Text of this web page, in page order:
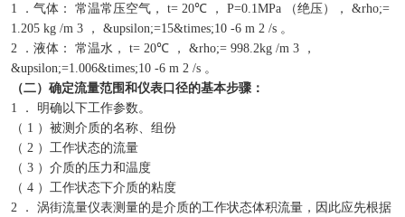
1 ．气体： 常温常压空气， t= 20℃ ， P=0.1MPa （绝压）， &rho;=
1.205 kg /m 3 ， &upsilon;=15&times;10 -6 m 2 /s 。
2 ．液体： 常温水， t= 20℃ ， &rho;= 998.2kg /m 3 ，
&upsilon;=1.006&times;10 -6 m 2 /s 。
（二）确定流量范围和仪表口径的基本步骤：
1 ． 明确以下工作参数。
（ 1 ）被测介质的名称、组份
（ 2 ）工作状态的流量
（ 3 ）介质的压力和温度
（ 4 ）工作状态下介质的粘度
2 ． 涡街流量仪表测量的是介质的工作状态体积流量，因此应先根据